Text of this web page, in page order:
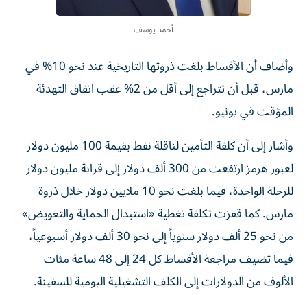
أحمد يوسف
وأضاف أن الأقساط بلغت ذروتها التاريخية عند نحو 10% في
مارس، قبل أن تتراجع إلى أقل من 2% عقب اتفاق التهدئة
المؤقت في يونيو.
وأشار إلى أن كلفة التأمين لناقلة نفط بقيمة 100 مليون دولار
لعبور هرمز ارتفعت من 300 ألف دولار إلى قرابة مليون دولار
للرحلة الواحدة، فيما بلغت نحو 10 ملايين دولار خلال ذروة
مارس. كما قفزت تكلفة تغطية «استبدال الحماية والتعويض»
من نحو 25 ألف دولار سنوياً إلى نحو 30 ألف دولار أسبوعياً،
فيما تضيف مراجعة الأقساط كل 24 إلى 48 ساعة مئات
الألوف من الدولارات إلى الكلف التشغيلية اليومية للسفينة.